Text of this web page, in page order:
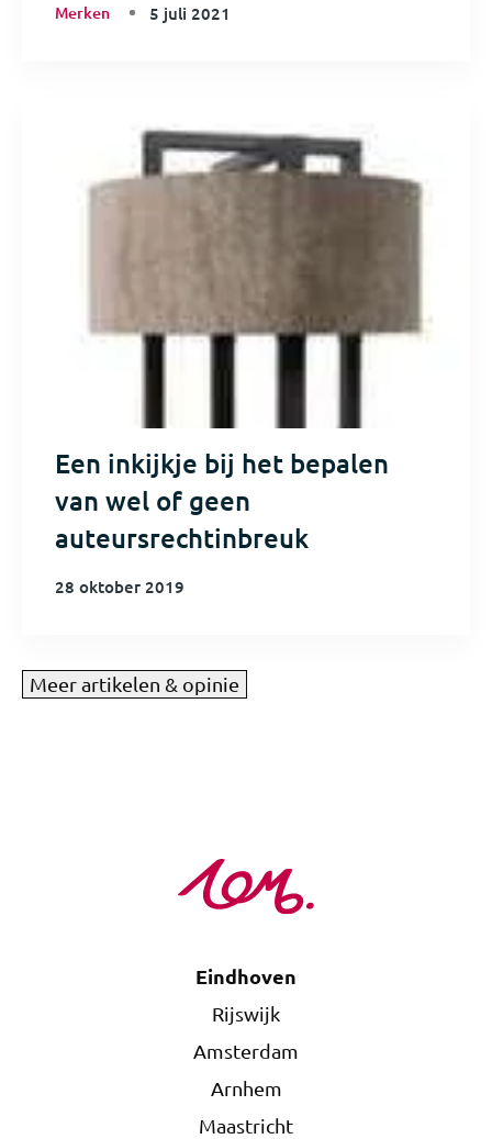
Merken 5 juli 2021
Een inkijkje bij het bepalen
van wel of geen
auteursrechtinbreuk
28 oktober 2019
Meer artikelen & opinie
Eindhoven
Rijswijk
Amsterdam
Arnhem
Maastricht